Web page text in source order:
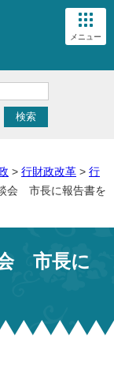
メニュー
> 行財政改革 > 行
会 市長に報告書を
市長に